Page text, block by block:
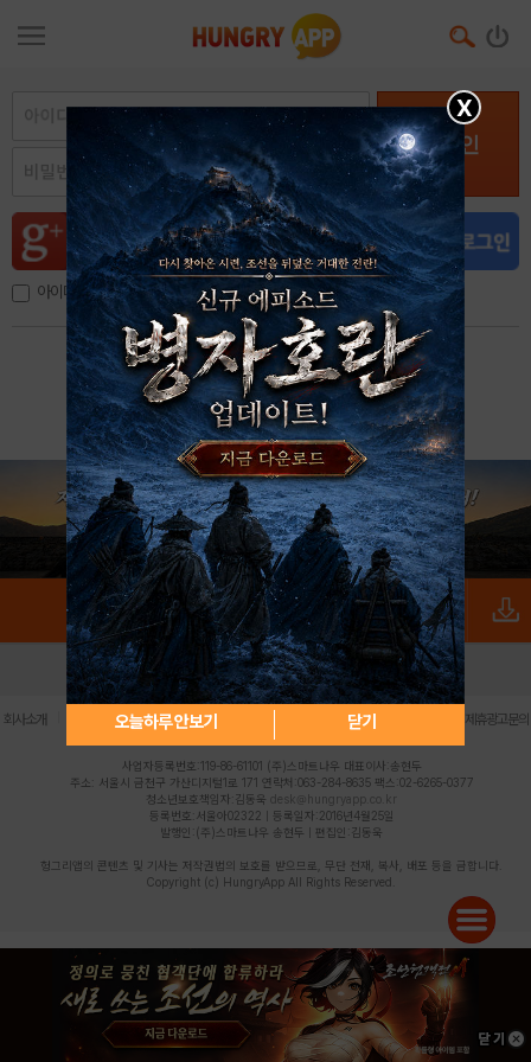
로그인
아이디, 이메일 저장
아이디 / 비밀번호 찾기 회원가입
X
오늘하루 안보기 닫기
로그인 PC버전 전체앱
회사소개 | 개인정보 처리방침 불법촬영물 신고센터 제휴광고문의
사업자등록번호:119-86-61101 (주)스마트나우 대표이사:송현두
주소: 서울시 금천구 가산디지털1로 171 연락처:063-284-8635 팩스:02-6265-0377
청소년보호책임자:김동욱 desk@hungryapp.co.kr
등록번호:서울아02322 | 등록일자:2016년4월25일
발행인:(주)스마트나우 송현두 | 편집인:김동욱
헝그리앱의 콘텐츠 및 기사는 저작권법의 보호를 받으므로, 무단 전재, 복사, 배포 등을 금합니다.
Copyright (c) HungryApp All Rights Reserved.